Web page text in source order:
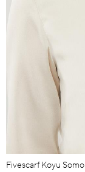
Fivescarf Koyu